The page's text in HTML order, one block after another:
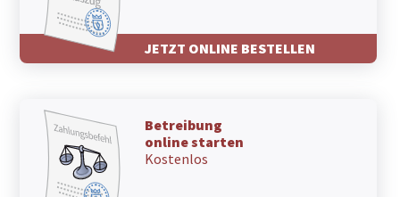
JETZT ONLINE BESTELLEN
Betreibung
online starten
Kostenlos